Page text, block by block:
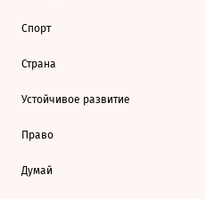
Спорт
Страна
Устойчивое развитие
Право
Думай